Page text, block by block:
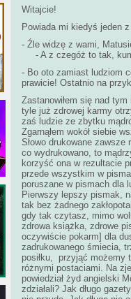
Witajcie!
Powiada mi kiedyś jeden
- Źle widzę z wami,
- A z czegóż to tak,
- Bo oto zamiast ludziom
prawicie! Ostatnio na
Zastanowiłem się nad
tyle już zdrowej karmy
zaś ludzie ze zbytku
Zgarnąłem wokół siebie
Słowo drukowane zawsze
co wydrukowano, to
korzyść ona w rezultacie
przede wszystkim w
poruszane w pismach dla
Pierwszy lepszy pismak,
tak bez żadnego
gdy tak czytasz, mimo
zdrowa książka, zdrowe
oczywiście pokarm] dla
zadrukowanego śmiecia,
posiłku, przyjąć możemy
różnymi postaciami. Na
powiedział żyd angielski
zdziałali? Jak długo